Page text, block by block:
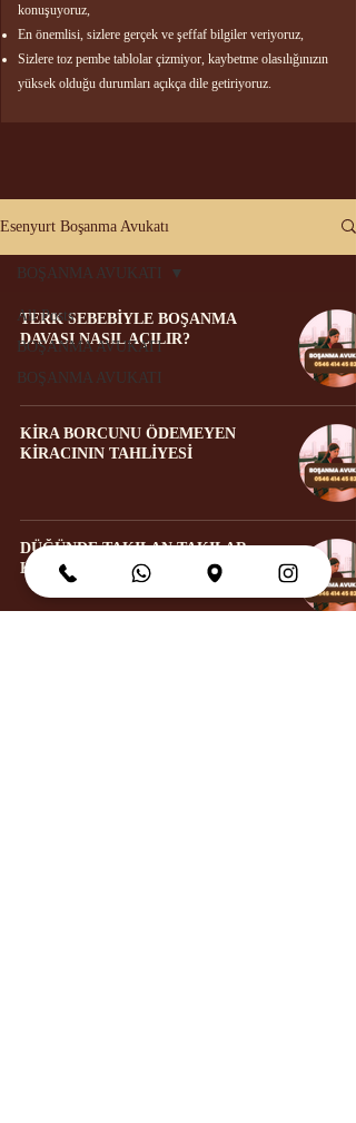
konuşuyoruz,
En önemlisi, sizlere gerçek ve şeffaf bilgiler veriyoruz,
Sizlere toz pembe tablolar çizmiyor, kaybetme olasılığınızın
yüksek olduğu durumları açıkça dile getiriyoruz.
Esenyurt Boşanma Avukatı
All Posts
BOŞANMA AVUKATI
BOŞANMA AVUKATI
BOŞANMA AVUKATI
TERK SEBEBİYLE BOŞANMA
DAVASI NASIL AÇILIR?
KİRA BORCUNU ÖDEMEYEN
KİRACININ TAHLİYESİ
DÜĞÜNDE TAKILAN TAKILAR
KİME AİTTİR ?